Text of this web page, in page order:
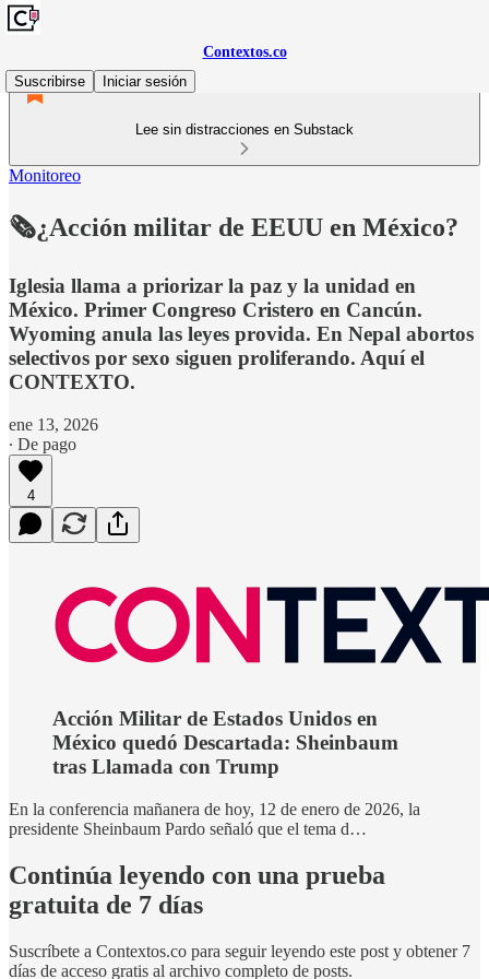
Contextos.co
Suscribirse
Iniciar sesión
Lee sin distracciones en Substack
Monitoreo
🗞️¿Acción militar de EEUU en México?
Iglesia llama a priorizar la paz y la unidad en
México. Primer Congreso Cristero en Cancún.
Wyoming anula las leyes provida. En Nepal abortos
selectivos por sexo siguen proliferando. Aquí el
CONTEXTO.
ene 13, 2026
∙ De pago
4
Acción Militar de Estados Unidos en
México quedó Descartada: Sheinbaum
tras Llamada con Trump
En la conferencia mañanera de hoy, 12 de enero de 2026, la
presidente Sheinbaum Pardo señaló que el tema d…
Continúa leyendo con una prueba
gratuita de 7 días
Suscríbete a Contextos.co para seguir leyendo este post y obtener 7
días de acceso gratis al archivo completo de posts.